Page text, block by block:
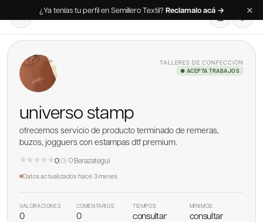
¿Ya tenías tu perfil en Semillero Textil? Reclamalo acá → ✕
TALLERES DE CONFECCIÓN
● ACEPTA TRABAJOS
universo stamp
ofrecemos servicio de producto terminado de remeras,
buzos, jogguers con estampas dtf premium.
0(0)· Berazategui
Datos actualizados hace 3 meses
VALORACIONES
0
COMENTARIOS
0
TIEMPOS
consultar
MÍNIMOS
consultar